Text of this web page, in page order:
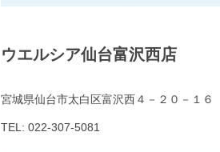
ウエルシア仙台富沢西店
宮城県仙台市太白区富沢西４－２０－１６
TEL: 022-307-5081